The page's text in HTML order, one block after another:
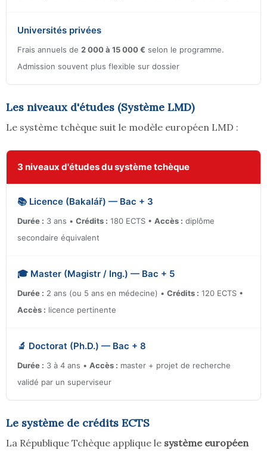
Universités privées
Frais annuels de 2 000 à 15 000 € selon le programme.
Admission souvent plus flexible sur dossier
Les niveaux d'études (Système LMD)
Le système tchèque suit le modèle européen LMD :
3 niveaux d'études du système tchèque
📚 Licence (Bakalář) — Bac + 3
Durée : 3 ans • Crédits : 180 ECTS • Accès : diplôme
secondaire équivalent
🎓 Master (Magistr / Ing.) — Bac + 5
Durée : 2 ans (ou 5 ans en médecine) • Crédits : 120 ECTS •
Accès : licence pertinente
🔬 Doctorat (Ph.D.) — Bac + 8
Durée : 3 à 4 ans • Accès : master + projet de recherche
validé par un superviseur
Le système de crédits ECTS
La République Tchèque applique le système européen